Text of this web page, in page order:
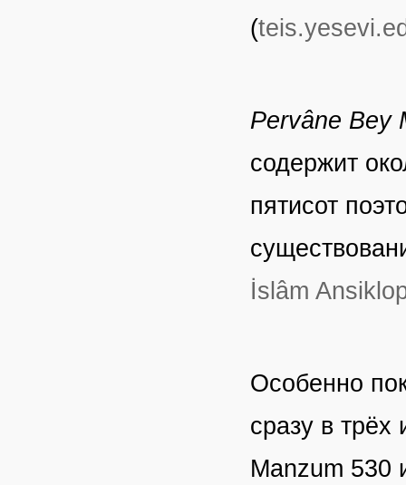
(
Pervâne Bey
содержит
пятисот
İslâm
Особенно
сразу в трёх
Manzum 530